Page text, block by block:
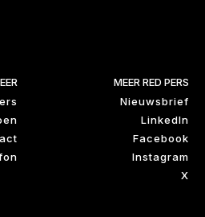
MEER RED PERS
Nieuwsbrief
LinkedIn
Facebook
Instagram
X